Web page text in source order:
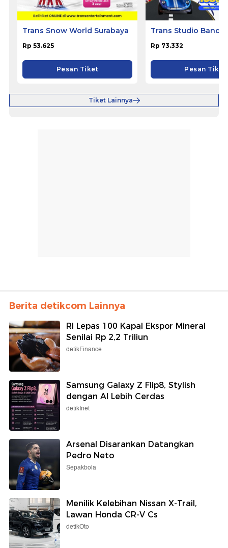
Trans Snow World Surabaya
Rp 53.625
Pesan Tiket
Trans Studio
Rp 73.332
Pesan Tiket
Tiket Lainnya
Berita detikcom Lainnya
RI Lepas 100 Kapal Ekspor Mineral
Senilai Rp 2,2 Triliun
detikFinance
Samsung Galaxy Z Flip8, Stylish
dengan AI Lebih Cerdas
detikInet
Arsenal Disarankan Datangkan
Pedro Neto
Sepakbola
Menilik Kelebihan Nissan X-Trail,
Lawan Honda CR-V Cs
detikOto